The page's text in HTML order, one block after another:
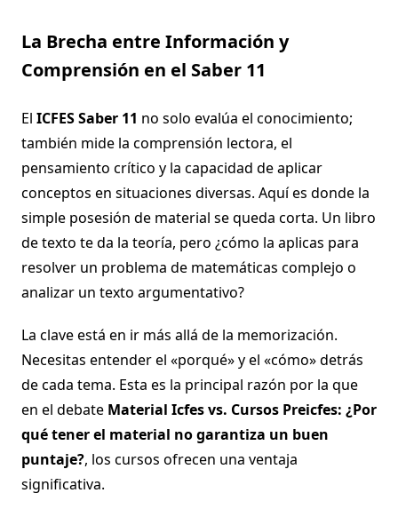
La Brecha entre Información y
Comprensión en el Saber 11
El ICFES Saber 11 no solo evalúa el conocimiento;
también mide la comprensión lectora, el
pensamiento crítico y la capacidad de aplicar
conceptos en situaciones diversas. Aquí es donde la
simple posesión de material se queda corta. Un libro
de texto te da la teoría, pero ¿cómo la aplicas para
resolver un problema de matemáticas complejo o
analizar un texto argumentativo?
La clave está en ir más allá de la memorización.
Necesitas entender el «porqué» y el «cómo» detrás
de cada tema. Esta es la principal razón por la que
en el debate Material Icfes vs. Cursos Preicfes: ¿Por
qué tener el material no garantiza un buen
puntaje?, los cursos ofrecen una ventaja
significativa.